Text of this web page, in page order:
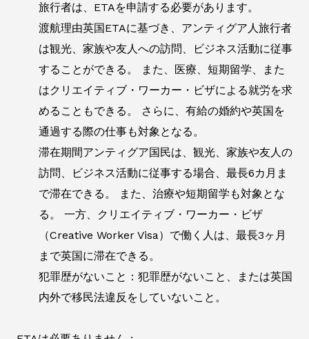
旅行者は、ETAを申請する必要があります。
渡航理由英国ETAに基づき、アンティグア人旅行者
は観光、家族や友人への訪問、ビジネス活動に従事
することができる。 また、医療、短期留学、また
はクリエイティブ・ワーカー・ビザによる就労を求
めることもできる。 さらに、有給の婚約や英国を
通過する際の仕事も対象となる。
滞在期間アンティグア国民は、観光、家族や友人の
訪問、ビジネス活動に従事する場合、最長6カ月ま
で滞在できる。 また、治療や短期留学も対象とな
る。 一方、クリエイティブ・ワーカー・ビザ
（Creative Worker Visa）で働く人は、最長3ヶ月
まで英国に滞在できる。
犯罪歴がないこと：犯罪歴がないこと、または英国
内外で移民法違反をしていないこと。